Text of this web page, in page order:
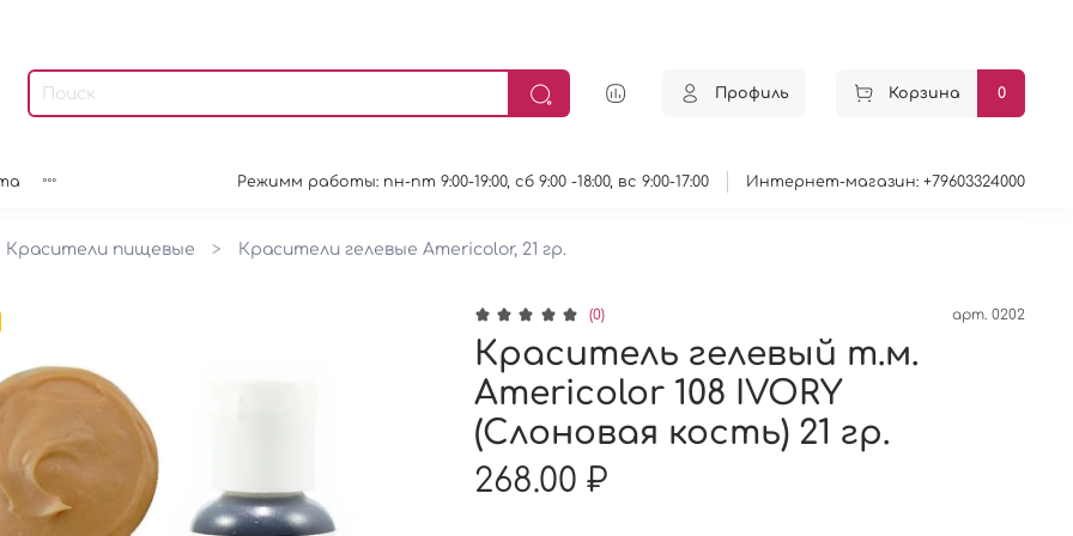
Профиль Корзина 0
Режимм работы: пн-пт 9:00-19:00, сб 9:00 -18:00, вс 9:00-17:00 Интернет-магазин: +79603324000
Красители пищевые Красители гелевые Americolor, 21 гр.
(0) арт. 0202
Краситель гелевый т.м.
Americolor 108 IVORY
(Слоновая кость) 21 гр.
268.00 ₽